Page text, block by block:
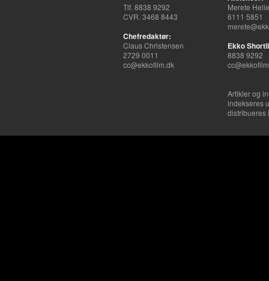
Tlf. 8838 9292
CVR. 3468 8443
Chefredaktør:
Claus Christensen
2729 0011
cc@ekkofilm.dk
Merete
6111 5851
Ekko
8838 9292
Artikler og
indekseres
distribueres